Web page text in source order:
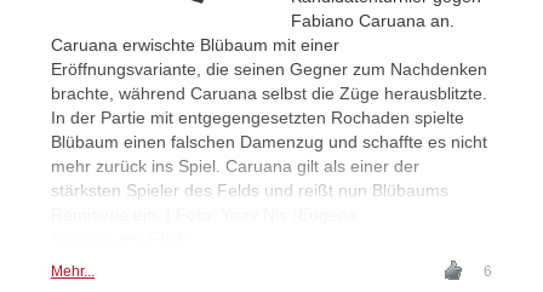
Fabiano Caruana an.
Caruana erwischte Blübaum mit einer
Eröffnungsvariante, die seinen Gegner zum Nachdenken
brachte, während Caruana selbst die Züge herausblitzte.
In der Partie mit entgegengesetzten Rochaden spielte
Blübaum einen falschen Damenzug und schaffte es nicht
mehr zurück ins Spiel. Caruana gilt als einer der
stärksten Spieler des Felds und reißt nun Blübaums
Mehr... 6